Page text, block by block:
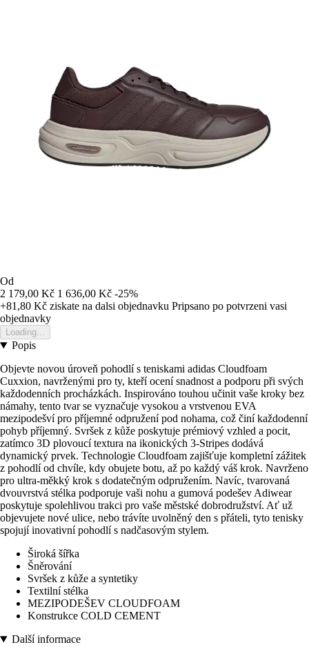
Od
2 179,00 Kč 1 636,00 Kč -25%
+81,80 Kč ziskate na dalsi objednavku Pripsano po potvrzeni vasi
objednavky
Loading...
Popis
Objevte novou úroveň pohodlí s teniskami adidas Cloudfoam
Cuxxion, navrženými pro ty, kteří ocení snadnost a podporu při svých
každodenních procházkách. Inspirováno touhou učinit vaše kroky bez
námahy, tento tvar se vyznačuje vysokou a vrstvenou EVA
mezipodešví pro příjemné odpružení pod nohama, což činí každodenní
pohyb příjemný. Svršek z kůže poskytuje prémiový vzhled a pocit,
zatímco 3D plovoucí textura na ikonických 3-Stripes dodává
dynamický prvek. Technologie Cloudfoam zajišťuje kompletní zážitek
z pohodlí od chvíle, kdy obujete botu, až po každý váš krok. Navrženo
pro ultra-měkký krok s dodatečným odpružením. Navíc, tvarovaná
dvouvrstvá stélka podporuje vaši nohu a gumová podešev Adiwear
poskytuje spolehlivou trakci pro vaše městské dobrodružství. Ať už
objevujete nové ulice, nebo trávíte uvolněný den s přáteli, tyto tenisky
spojují inovativní pohodlí s nadčasovým stylem.
Široká šířka
Šněrování
Svršek z kůže a syntetiky
Textilní stélka
MEZIPODEŠEV CLOUDFOAM
Konstrukce COLD CEMENT
Další informace